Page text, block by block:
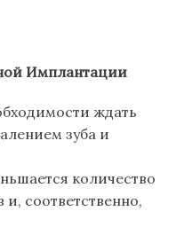
Имплантации
ждать
зуба и
количество
соответственно,